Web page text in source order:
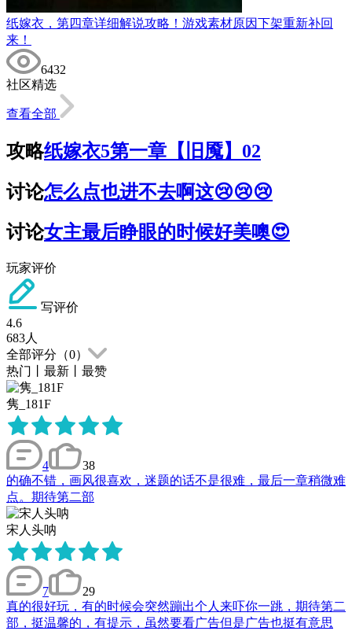
纸嫁衣，第四章详细解说攻略！游戏素材原因下架重新补回
来！
6432
社区精选
查看全部
攻略纸嫁衣5第一章【旧魇】02
讨论怎么点也进不去啊这😢😢😢
讨论女主最后睁眼的时候好美噢😍
玩家评价
写评价
4.6
683人
全部评分（0）
热门
最新 最赞
隽_181F
4
38
的确不错，画风很喜欢，迷题的话不是很难，最后一章稍微难
点。期待第二部
宋人头呐
7
29
真的很好玩，有的时候会突然蹦出个人来吓你一跳，期待第二
部，挺温馨的，有提示，虽然要看广告但是广告也挺有意思